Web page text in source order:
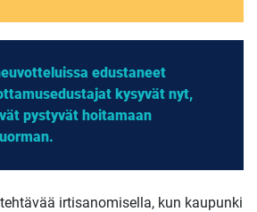
edustaneet
kysyvät nyt,
pystyvät hoitamaan
irtisanomisella, kun kaupunki